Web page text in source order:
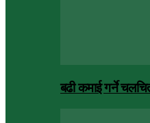
बढी कमाई गर्ने